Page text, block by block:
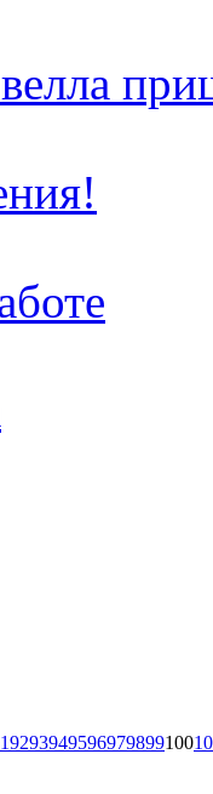
9293949596979899100